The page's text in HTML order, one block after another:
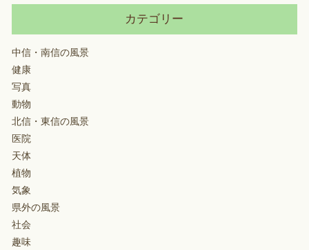
カテゴリー
中信・南信の風景
健康
写真
動物
北信・東信の風景
医院
天体
植物
気象
県外の風景
社会
趣味